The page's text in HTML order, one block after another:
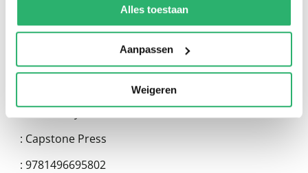
kunnen ontvangen en verwerken.
Alles toestaan
Aanpassen
Weigeren
:Shawn Pryor
: Capstone Press
: 9781496695802